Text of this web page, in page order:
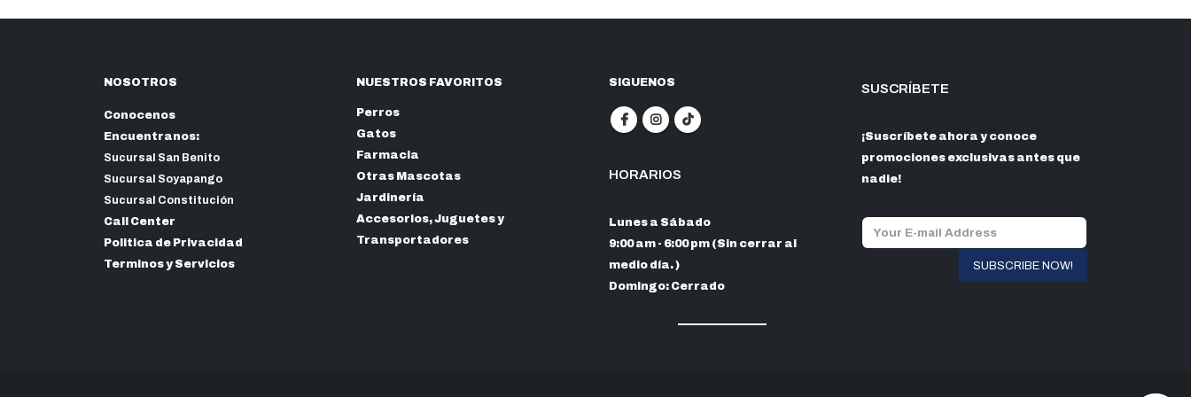
NOSOTROS
Conocenos
Encuentranos:
Sucursal San Benito
Sucursal Soyapango
Sucursal Constitución
Call Center
Politica de Privacidad
Terminos y Servicios
NUESTROS FAVORITOS
Perros
Gatos
Farmacia
Otras Mascotas
Jardinería
Accesorios, Juguetes y
Transportadores
SIGUENOS
HORARIOS
Lunes a Sábado
9:00 am - 6:00 pm (Sin cerrar al
medio día. )
Domingo: Cerrado
SUSCRÍBETE
¡Suscríbete ahora y conoce
promociones exclusivas antes que
nadie!